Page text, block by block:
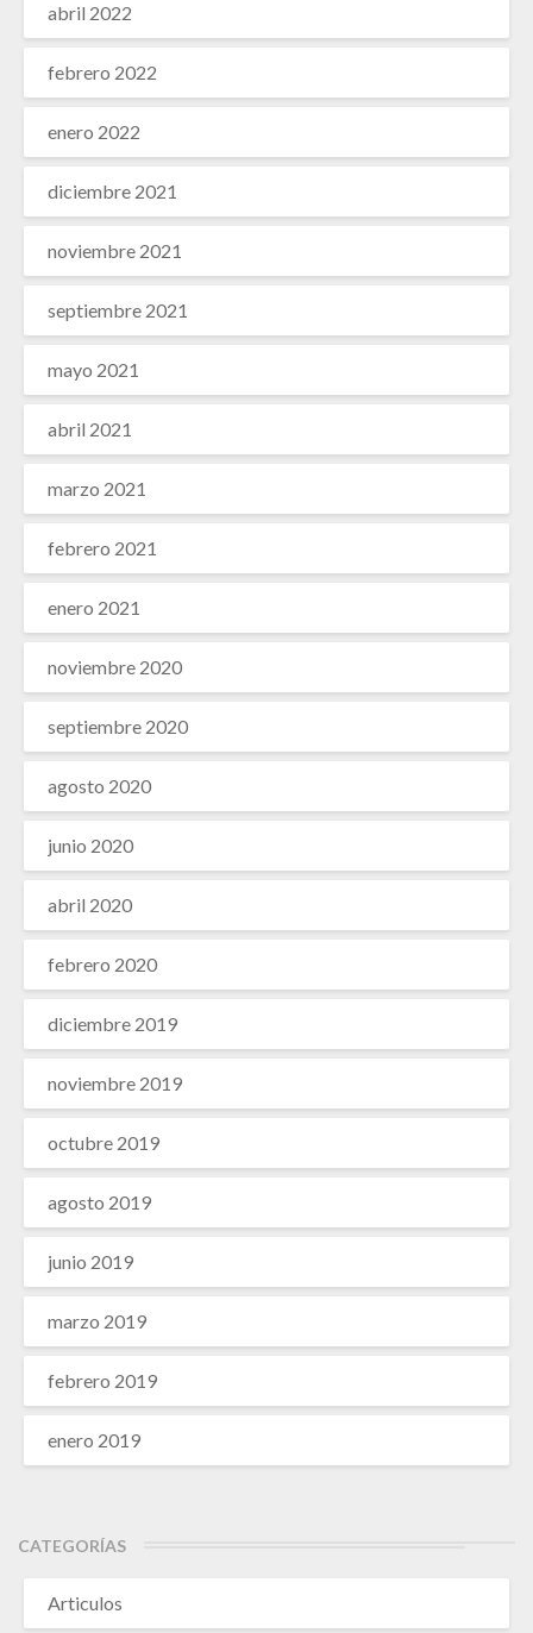
abril 2022
febrero 2022
enero 2022
diciembre 2021
noviembre 2021
septiembre 2021
mayo 2021
abril 2021
marzo 2021
febrero 2021
enero 2021
noviembre 2020
septiembre 2020
agosto 2020
junio 2020
abril 2020
febrero 2020
diciembre 2019
noviembre 2019
octubre 2019
agosto 2019
junio 2019
marzo 2019
febrero 2019
enero 2019
CATEGORÍAS
Articulos